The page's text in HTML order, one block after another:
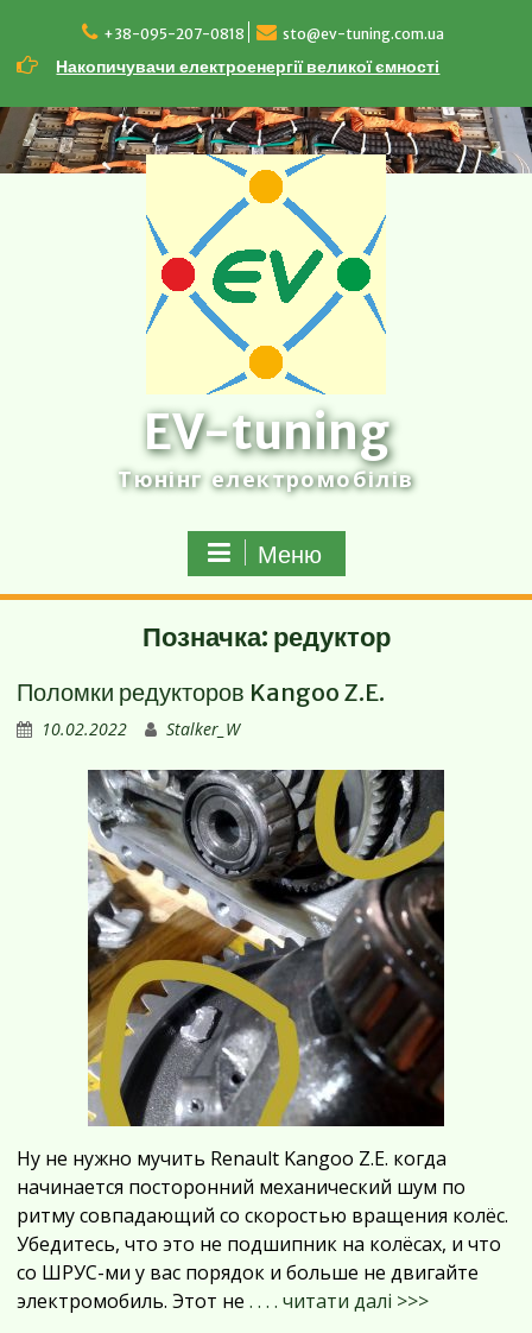
вмісту
+38-095-207-0818 sto@ev-tuning.com.ua
Накопичувачи електроенергії великої ємності
EV-tuning
Тюнінг електромобілів
Меню
Позначка: редуктор
Поломки редукторов Kangoo Z.E.
10.02.2022 Stalker_W
Ну не нужно мучить Renault Kangoo Z.E. когда
начинается посторонний механический шум по
ритму совпадающий со скоростью вращения колёс.
Убедитесь, что это не подшипник на колёсах, и что
со ШРУС-ми у вас порядок и больше не двигайте
электромобиль. Этот не. . . . читати далі >>>